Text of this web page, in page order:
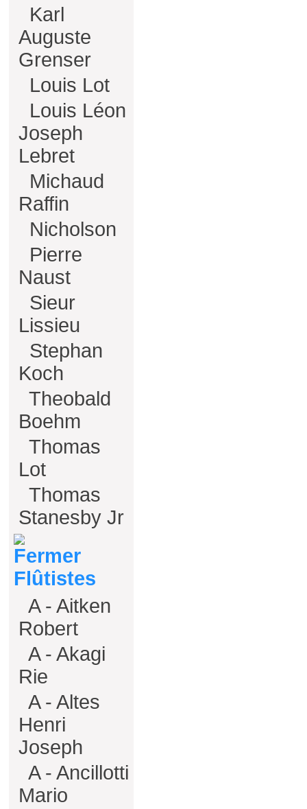
Karl
Auguste
Grenser
Louis Lot
Louis Léon
Joseph
Lebret
Michaud
Raffin
Nicholson
Pierre
Naust
Sieur
Lissieu
Stephan
Koch
Theobald
Boehm
Thomas
Lot
Thomas
Stanesby Jr
Flûtistes
A - Aitken
Robert
A - Akagi
Rie
A - Altes
Henri
Joseph
A - Ancillotti
Mario